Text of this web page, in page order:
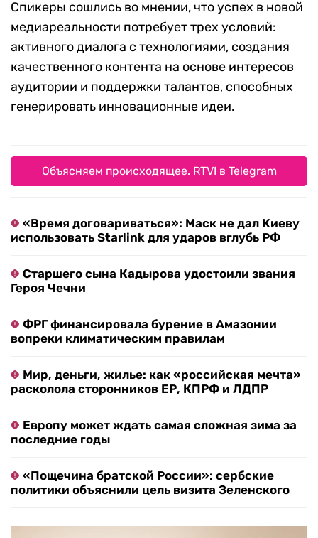
Спикеры сошлись во мнении, что успех в новой
медиареальности потребует трех условий:
активного диалога с технологиями, создания
качественного контента на основе интересов
аудитории и поддержки талантов, способных
генерировать инновационные идеи.
Объясняем происходящее. RTVI в Telegram
«Время договариваться»: Маск не дал Киеву
использовать Starlink для ударов вглубь РФ
Старшего сына Кадырова удостоили звания
Героя Чечни
ФРГ финансировала бурение в Амазонии
вопреки климатическим правилам
Мир, деньги, жилье: как «российская мечта»
расколола сторонников ЕР, КПРФ и ЛДПР
Европу может ждать самая сложная зима за
последние годы
«Пощечина братской России»: сербские
политики объяснили цель визита Зеленского